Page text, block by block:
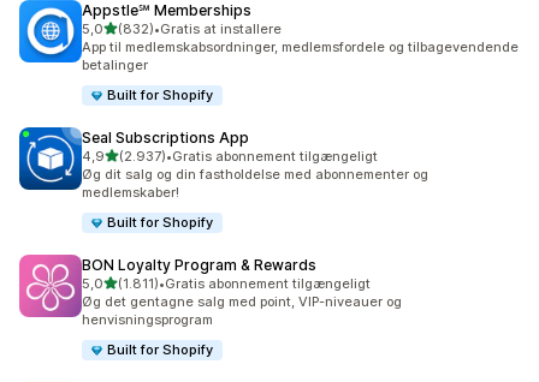
Appstle℠ Memberships
5,0ud af 5 stjerner
(832)
832 anmeldelser i alt
•Gratis at installere
App til medlemskabsordninger, medlemsfordele og tilbagevendende
betalinger
Built for Shopify
Seal Subscriptions App
4,9ud af 5 stjerner
(2.937)
2937 anmeldelser i alt
•Gratis abonnement tilgængeligt
Øg dit salg og din fastholdelse med abonnementer og
medlemskaber!
Built for Shopify
BON Loyalty Program & Rewards
5,0ud af 5 stjerner
(1.811)
1811 anmeldelser i alt
•Gratis abonnement tilgængeligt
Øg det gentagne salg med point, VIP-niveauer og
henvisningsprogram
Built for Shopify